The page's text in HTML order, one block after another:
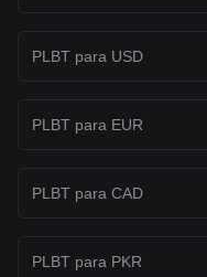
PLBT para USD
PLBT para EUR
PLBT para CAD
PLBT para PKR